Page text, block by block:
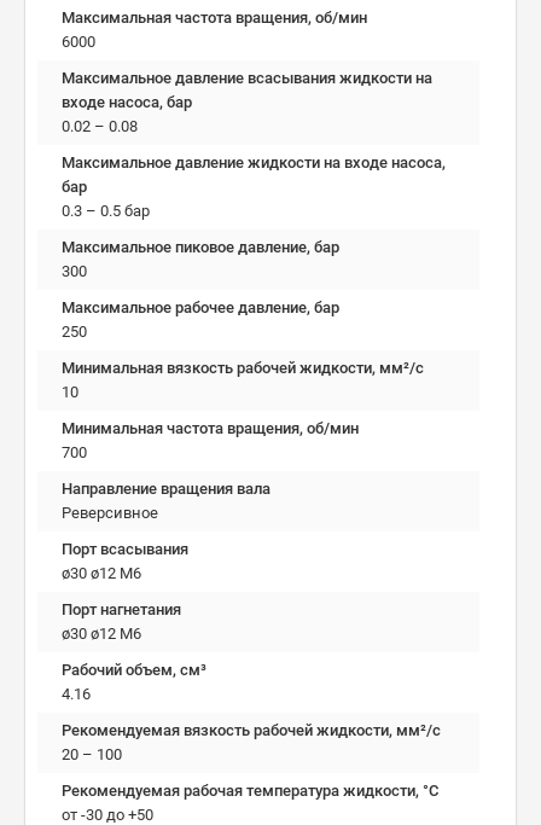
Максимальная частота вращения, об/мин
6000
Максимальное давление всасывания жидкости на
входе насоса, бар
0.02 – 0.08
Максимальное давление жидкости на входе насоса,
бар
0.3 – 0.5 бар
Максимальное пиковое давление, бар
300
Максимальное рабочее давление, бар
250
Минимальная вязкость рабочей жидкости, мм²/c
10
Минимальная частота вращения, об/мин
700
Направление вращения вала
Реверсивное
Порт всасывания
ø30 ø12 М6
Порт нагнетания
ø30 ø12 М6
Рабочий объем, см³
4.16
Рекомендуемая вязкость рабочей жидкости, мм²/с
20 – 100
Рекомендуемая рабочая температура жидкости, °C
от -30 до +50